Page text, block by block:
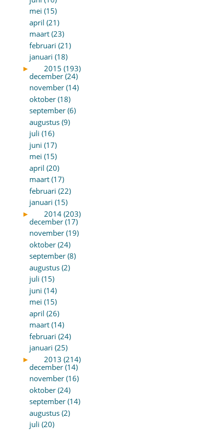
mei (15)
april (21)
maart (23)
februari (21)
januari (18)
►
2015 (193)
december (24)
november (14)
oktober (18)
september (6)
augustus (9)
juli (16)
juni (17)
mei (15)
april (20)
maart (17)
februari (22)
januari (15)
►
2014 (203)
december (17)
november (19)
oktober (24)
september (8)
augustus (2)
juli (15)
juni (14)
mei (15)
april (26)
maart (14)
februari (24)
januari (25)
►
2013 (214)
december (14)
november (16)
oktober (24)
september (14)
augustus (2)
juli (20)